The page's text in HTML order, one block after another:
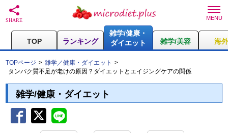
TOP ランキング
雑学/健康・
ダイエット
雑学/美容 海
TOPページ
雑学／健康・ダイエット
タンパク質不足が老けの原因？ダイエットとエイジングケアの関係
雑学/健康・ダイエット